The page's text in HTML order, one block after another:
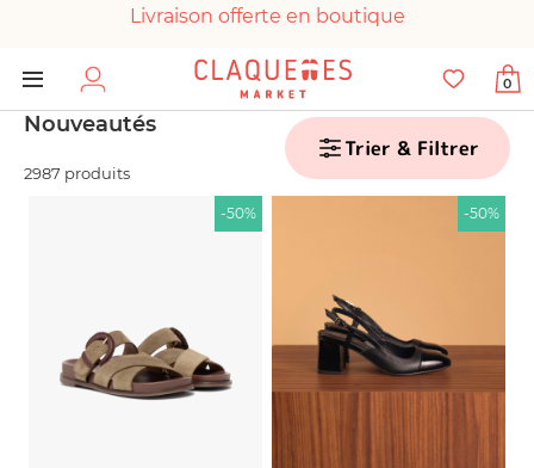
Livraison offerte en boutique
Paiement 100% sécurisé
Chaussures garanties en parfait état
0
Nouveautés
2987 produits
Trier & Filtrer
-50% -50%